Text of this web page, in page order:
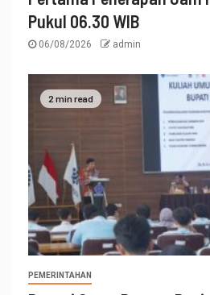
Pukul 06.30 WIB
06/08/2026 admin
2 min read
PEMERINTAHAN